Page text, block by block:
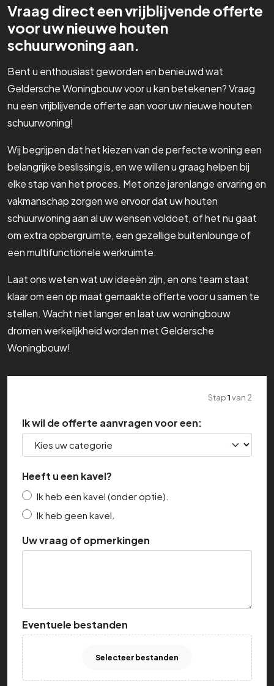
Vraag direct een vrijblijvende offerte
voor uw nieuwe houten
schuurwoning aan.
Bent u enthousiast geworden en benieuwd wat
Geldersche Woningbouw voor u kan betekenen? Vraag
nu een vrijblijvende offerte aan voor uw nieuwe houten
schuurwoning!
Wij begrijpen dat het kiezen van de perfecte woning een
belangrijke beslissing is, en we willen u graag helpen bij
elke stap van het proces. Met onze jarenlange ervaring en
vakmanschap zorgen we ervoor dat uw houten
schuurwoning aan al uw wensen voldoet, of het nu gaat
om extra opbergruimte, een gezellige buitenlounge of
een multifunctionele werkruimte.
Laat ons weten wat uw ideeën zijn, en ons team staat
klaar om een op maat gemaakte offerte voor u samen te
stellen. Wacht niet langer en laat uw woningbouw
dromen werkelijkheid worden met Geldersche
Woningbouw!
Stap1van 2
Ik wil de offerte aanvragen voor een:
Heeft u een kavel?
Ik heb een kavel (onder optie).
Ik heb geen kavel.
Uw vraag of opmerkingen
Eventuele bestanden
Selecteer bestanden